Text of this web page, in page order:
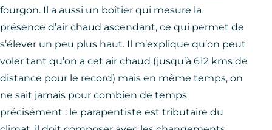
fourgon. Il a aussi un boîtier qui mesure la
présence d’air chaud ascendant, ce qui permet de
s’élever un peu plus haut. Il m’explique qu’on peut
voler tant qu’on a cet air chaud (jusqu’à 612 kms de
distance pour le record) mais en même temps, on
ne sait jamais pour combien de temps
précisément : le parapentiste est tributaire du